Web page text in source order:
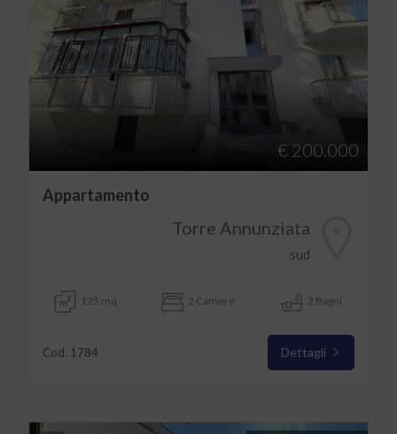
€ 200.000
Appartamento
Torre Annunziata
sud
125 mq 2 Camere 2 Bagni
Cod. 1784 Dettagli